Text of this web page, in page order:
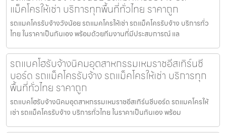
แม็คโครให้เช่า บริการทุกพื้นที่ทั่วไทย ราคาถูก
รถแมคโครรับจ้างวังน้อย รถแมคโครให้เช่า รถแม็คโครรับจ้าง บริการทั่ว
ไทย ในราคาเป็นกันเอง พร้อมด้วยทีมงานที่มีประสบการณ์ แล
รถแบคโฮรับจ้างนิคมอุตสาหกรรมเหมราชอีสเทิร์นซี
บอร์ด รถแม็คโครรับจ้าง รถแม็คโครให้เช่า บริการทุก
พื้นที่ทั่วไทย ราคาถูก
รถแบคโฮรับจ้างนิคมอุตสาหกรรมเหมราชอีสเทิร์นซีบอร์ด รถแมคโครให้
เช่า รถแม็คโครรับจ้าง บริการทั่วไทย ในราคาเป็นกันเอง พร้อม